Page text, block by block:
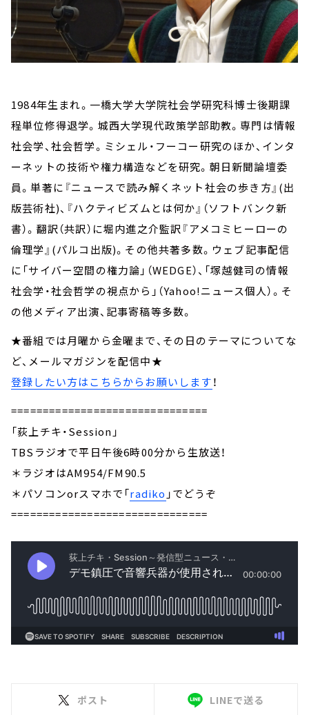
1984年生まれ。一橋大学大学院社会学研究科博士後期課
程単位修得退学。城西大学現代政策学部助教。専門は情報
社会学、社会哲学。ミシェル・フーコー研究のほか、インタ
ーネットの技術や権力構造などを研究。朝日新聞論壇委
員。単著に『ニュースで読み解くネット社会の歩き方』(出
版芸術社)、『ハクティビズムとは何か』（ソフトバンク新
書）。翻訳（共訳）に堀内進之介監訳『アメコミヒーローの
倫理学』(パルコ出版)。その他共著多数。ウェブ記事配信
に「サイバー空間の権力論」（WEDGE）、「塚越健司の情報
社会学・社会哲学の視点から」（Yahoo!ニュース個人）。そ
の他メディア出演、記事寄稿等多数。
★番組では月曜から金曜まで、その日のテーマについてな
ど、メールマガジンを配信中★
登録したい方はこちらからお願いします！
===============================
「荻上チキ・Session」
TBSラジオで平日午後6時00分から生放送！
＊ラジオはAM954/FM90.5
＊パソコンorスマホで「radiko 」でどうぞ
===============================
ポスト LINEで送る